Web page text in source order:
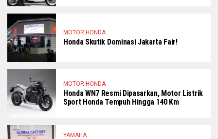
MOTOR HONDA
Honda Skutik Dominasi Jakarta Fair!
MOTOR HONDA
Honda WN7 Resmi Dipasarkan, Motor Listrik
Sport Honda Tempuh Hingga 140 Km
YAMAHA